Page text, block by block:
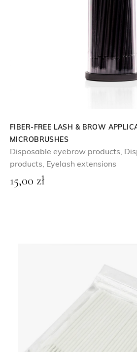
FIBER-FREE LASH & BROW
MICROBRUSHES
Disposable eyebrow products,
products, Eyelash extensions
15,00 zł